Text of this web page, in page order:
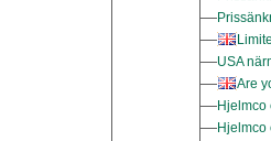
USA
Are
Hjelmco
Hjelmco